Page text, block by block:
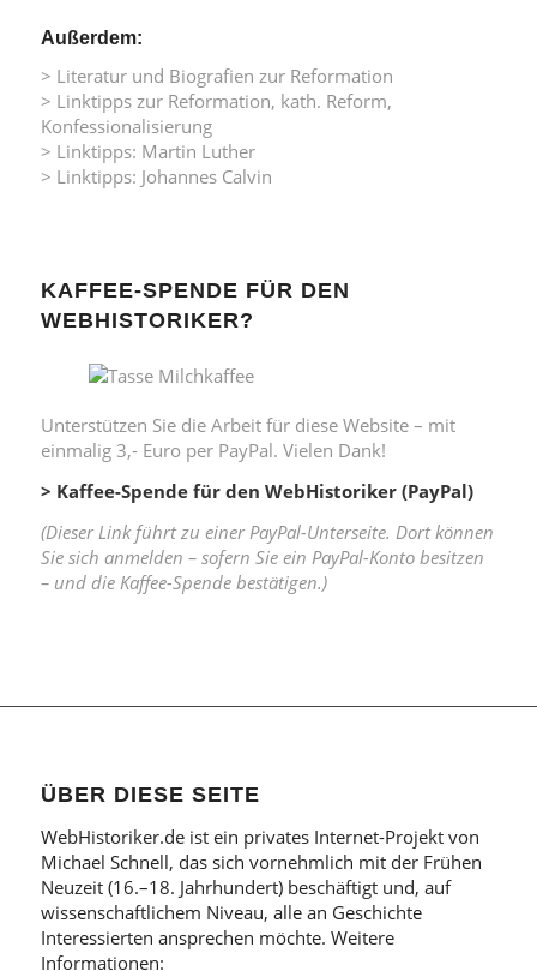
Außerdem:
> Literatur und Biografien zur Reformation
> Linktipps zur Reformation, kath. Reform,
Konfessionalisierung
> Linktipps: Martin Luther
> Linktipps: Johannes Calvin
KAFFEE-SPENDE FÜR DEN
WEBHISTORIKER?
Unterstützen Sie die Arbeit für diese Website – mit
einmalig 3,- Euro per PayPal. Vielen Dank!
> Kaffee-Spende für den WebHistoriker (PayPal)
(Dieser Link führt zu einer PayPal-Unterseite. Dort können
Sie sich anmelden – sofern Sie ein PayPal-Konto besitzen
– und die Kaffee-Spende bestätigen.)
ÜBER DIESE SEITE
WebHistoriker.de ist ein privates Internet-Projekt von
Michael Schnell, das sich vornehmlich mit der Frühen
Neuzeit (16.–18. Jahrhundert) beschäftigt und, auf
wissenschaftlichem Niveau, alle an Geschichte
Interessierten ansprechen möchte. Weitere
Informationen: